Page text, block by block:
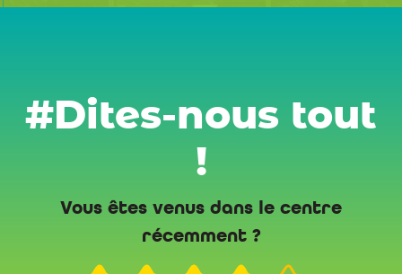
#Dites-nous tout
!
Vous êtes venus dans le centre
récemment ?